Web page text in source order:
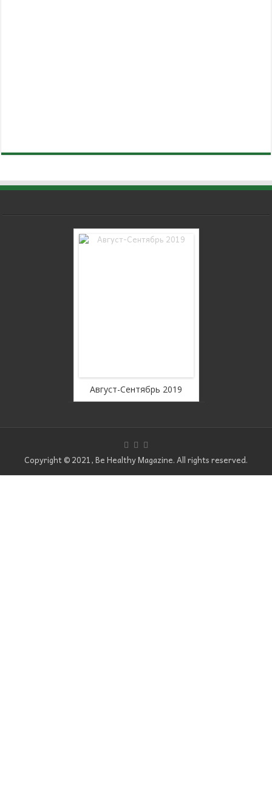
Август-Сентябрь 2019
Copyright © 2021, Be Healthy Magazine. All rights reserved.